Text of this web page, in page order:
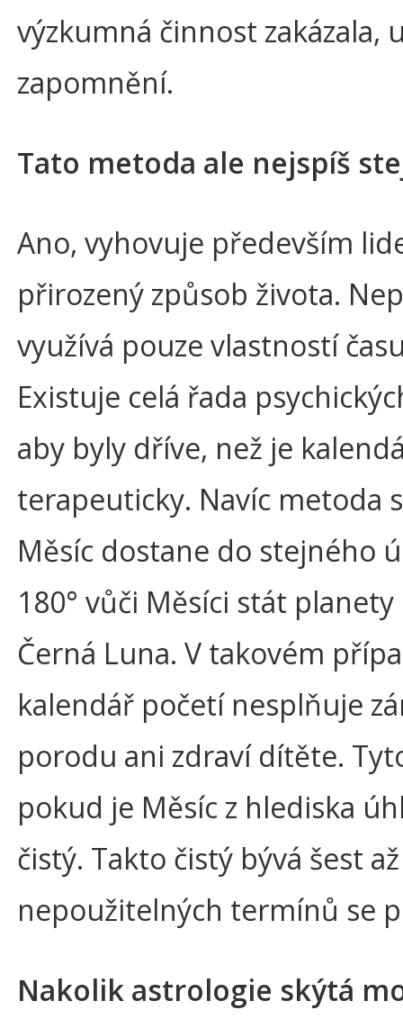
výzkumná činnost zakázala,
zapomnění.
Tato metoda ale nejspíš
Ano, vyhovuje především
přirozený způsob života.
využívá pouze vlastností
Existuje celá řada
aby byly dříve, než je
terapeuticky. Navíc metoda
Měsíc dostane do stejného
180° vůči Měsíci stát
Černá Luna. V takovém
kalendář početí nesplňuje
porodu ani zdraví dítěte.
pokud je Měsíc z hlediska
čistý. Takto čistý bývá šest
nepoužitelných termínů se
Nakolik astrologie skýtá